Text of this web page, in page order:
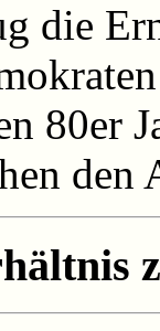
die
80er
den